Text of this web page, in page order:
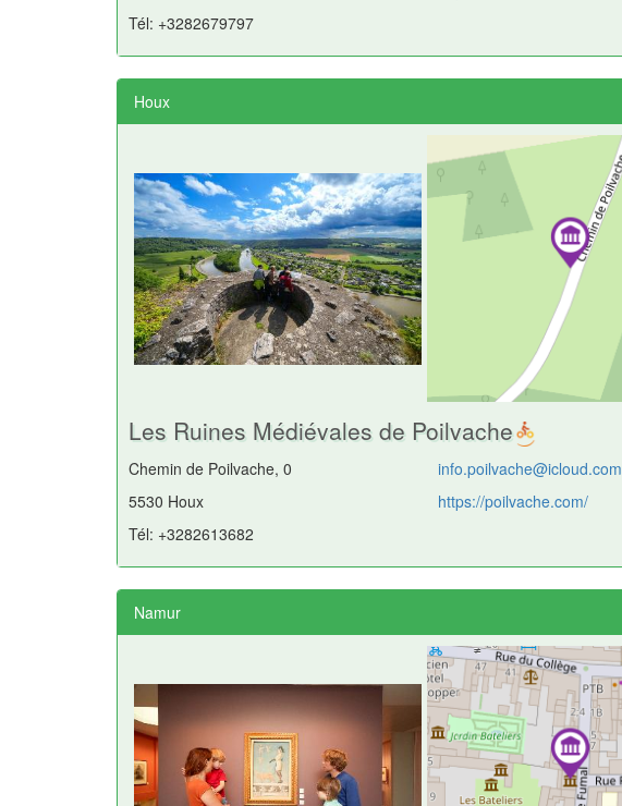
Tél: +3282679797
Houx
Les Ruines Médiévales de Poilvache
Chemin de Poilvache, 0
5530 Houx
Tél: +3282613682
info.poilvache@icloud.com
https://poilvache.com/
Namur